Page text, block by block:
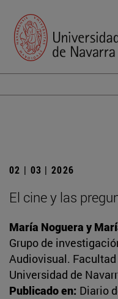
02 | 03 | 2026
El cine y las
María Noguera y
Grupo de
Audiovisual.
Universidad de
Publicado en: Diario